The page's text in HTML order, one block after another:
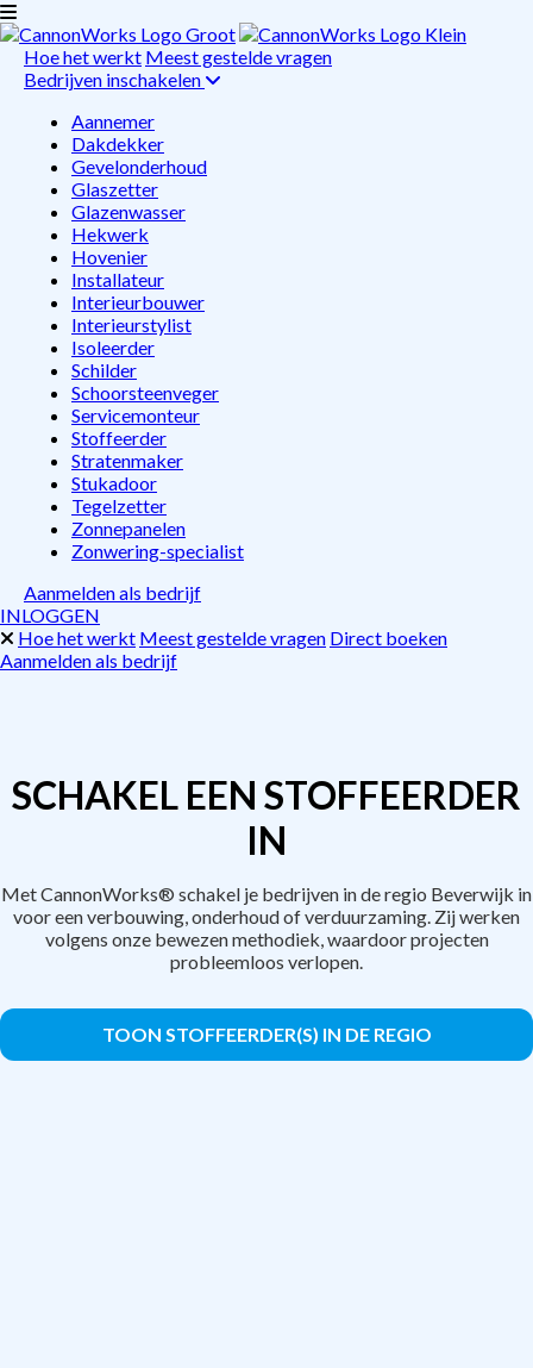
Hoe het werkt Meest gestelde vragen
Bedrijven inschakelen
Aannemer
Dakdekker
Gevelonderhoud
Glaszetter
Glazenwasser
Hekwerk
Hovenier
Installateur
Interieurbouwer
Interieurstylist
Isoleerder
Schilder
Schoorsteenveger
Servicemonteur
Stoffeerder
Stratenmaker
Stukadoor
Tegelzetter
Zonnepanelen
Zonwering-specialist
Aanmelden als bedrijf
INLOGGEN
Hoe het werkt Meest gestelde vragen Direct boeken
Aanmelden als bedrijf
SCHAKEL EEN STOFFEERDER
IN
Met CannonWorks® schakel je bedrijven in de regio Beverwijk in
voor een verbouwing, onderhoud of verduurzaming. Zij werken
volgens onze bewezen methodiek, waardoor projecten
probleemloos verlopen.
TOON STOFFEERDER(S) IN DE REGIO